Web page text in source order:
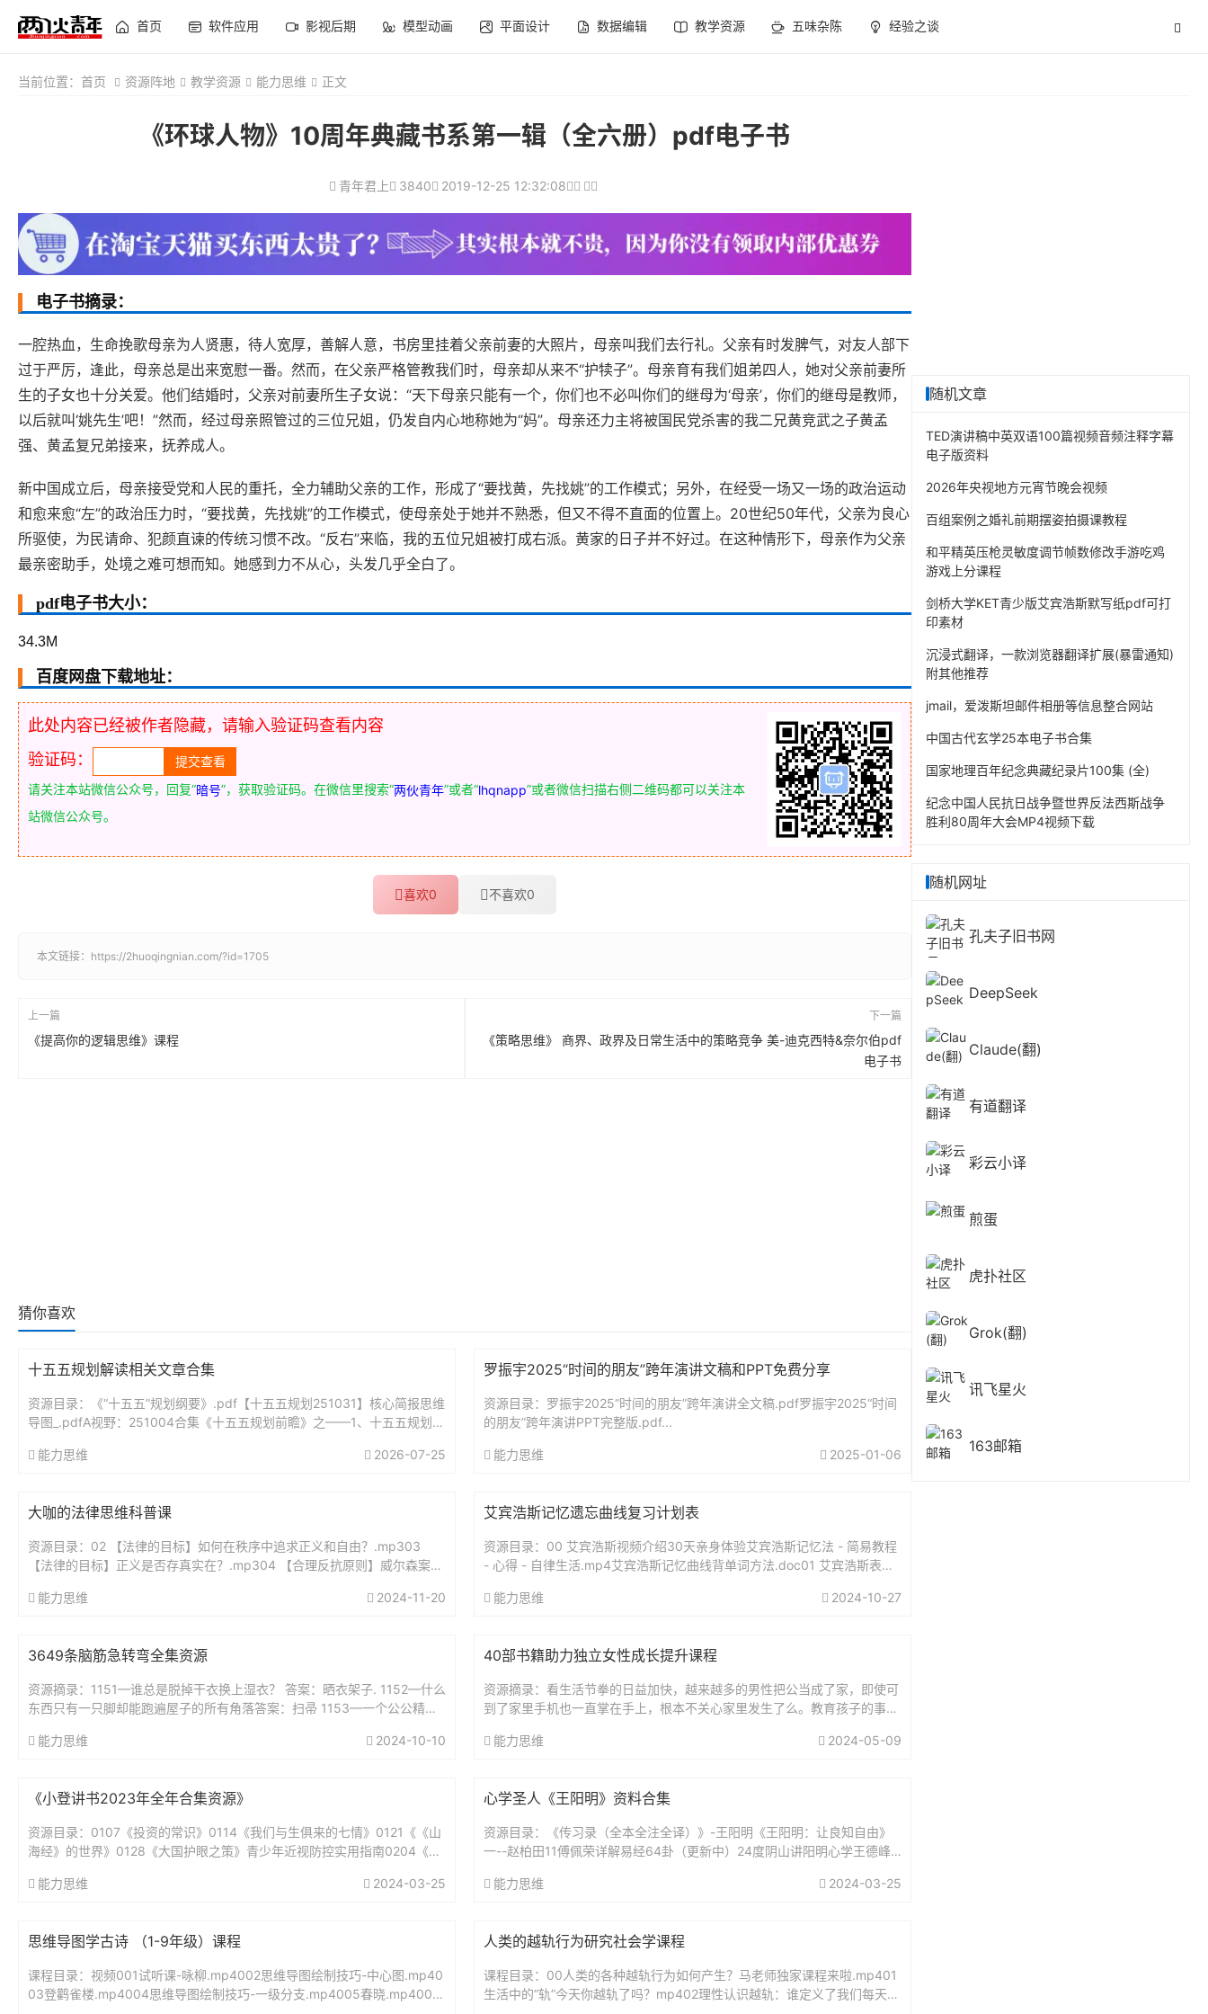
首页 软件应用 影视后期 模型动画 平面设计 数据编辑 教学资源 五味杂陈 经验之谈
当前位置： 首页 资源阵地 教学资源 能力思维 正文
《环球人物》10周年典藏书系第一辑（全六册）pdf电子书
青年君上 3840 2019-12-25 12:32:08
电子书摘录：
一腔热血，生命挽歌母亲为人贤惠，待人宽厚，善解人意，书房里挂着父亲前妻的大照片，母亲叫我们去行礼。父亲有时发脾气，对友人部下
过于严厉，逢此，母亲总是出来宽慰一番。然而，在父亲严格管教我们时，母亲却从来不“护犊子”。母亲育有我们姐弟四人，她对父亲前妻所
生的子女也十分关爱。他们结婚时，父亲对前妻所生子女说：“天下母亲只能有一个，你们也不必叫你们的继母为‘母亲’，你们的继母是教师，
以后就叫‘姚先生’吧！”然而，经过母亲照管过的三位兄姐，仍发自内心地称她为“妈”。母亲还力主将被国民党杀害的我二兄黄竞武之子黄孟
强、黄孟复兄弟接来，抚养成人。
新中国成立后，母亲接受党和人民的重托，全力辅助父亲的工作，形成了“要找黄，先找姚”的工作模式；另外，在经受一场又一场的政治运动
和愈来愈“左”的政治压力时，“要找黄，先找姚”的工作模式，使母亲处于她并不熟悉，但又不得不直面的位置上。20世纪50年代，父亲为良心
所驱使，为民请命、犯颜直谏的传统习惯不改。“反右”来临，我的五位兄姐被打成右派。黄家的日子并不好过。在这种情形下，母亲作为父亲
最亲密助手，处境之难可想而知。她感到力不从心，头发几乎全白了。
pdf电子书大小：
34.3M
百度网盘下载地址：
此处内容已经被作者隐藏，请输入验证码查看内容
验证码：
请关注本站微信公众号，回复“暗号”，获取验证码。在微信里搜索“两伙青年”或者“lhqnapp”或者微信扫描右侧二维码都可以关注本
站微信公众号。
喜欢0 不喜欢0
本文链接： https://2huoqingnian.com/?id=1705
上一篇
《提高你的逻辑思维》课程
下一篇
《策略思维》 商界、政界及日常生活中的策略竞争 美-迪克西特&奈尔伯pdf
电子书
猜你喜欢
十五五规划解读相关文章合集
资源目录：《“十五五”规划纲要》.pdf【十五五规划251031】核心简报思维
导图_.pdfA视野：251004合集《十五五规划前瞻》之——1、十五五规划前
能力思维
2026-07-25
罗振宇2025“时间的朋友”跨年演讲文稿和PPT免费分享
资源目录：罗振宇2025“时间的朋友”跨年演讲全文稿.pdf罗振宇2025“时间
的朋友”跨年演讲PPT完整版.pdf...
能力思维 2025-01-06
大咖的法律思维科普课
资源目录：02 【法律的目标】如何在秩序中追求正义和自由？.mp303
【法律的目标】正义是否存真实在？.mp304 【合理反抗原则】威尔森案：
能力思维
2024-11-20
艾宾浩斯记忆遗忘曲线复习计划表
资源目录：00 艾宾浩斯视频介绍30天亲身体验艾宾浩斯记忆法 - 简易教程
- 心得 - 自律生活.mp4艾宾浩斯记忆曲线背单词方法.doc01 艾宾浩斯表格
能力思维
2024-10-27
3649条脑筋急转弯全集资源
资源摘录：1151—谁总是脱掉干衣换上湿衣？ 答案：晒衣架子. 1152—什么
东西只有一只脚却能跑遍屋子的所有角落答案：扫帚 1153—一个公公精神
能力思维
2024-10-10
40部书籍助力独立女性成长提升课程
资源摘录：看生活节拳的日益加快，越来越多的男性把公当成了家，即使可
到了家里手机也一直掌在手上，根本不关心家里发生了么。教育孩子的事，
严...能力思维 2024-05-09
《小登讲书2023年全年合集资源》
资源目录：0107《投资的常识》0114《我们与生俱来的七情》0121《《山
海经》的世界》0128《大国护眼之策》青少年近视防控实用指南0204《像
能力思维
2024-03-25
心学圣人《王阳明》资料合集
资源目录：《传习录（全本全注全译）》-王阳明《王阳明：让良知自由》
一--赵柏田11傅佩荣详解易经64卦（更新中）24度阴山讲阳明心学王德峰
能力思维
2024-03-25
思维导图学古诗 （1-9年级）课程
课程目录：视频001试听课-咏柳.mp4002思维导图绘制技巧-中心图.mp40
03登鹳雀楼.mp4004思维导图绘制技巧-一级分支.mp4005春晓.mp4006
人类的越轨行为研究社会学课程
课程目录：00人类的各种越轨行为如何产生？马老师独家课程来啦.mp401
生活中的“轨”今天你越轨了吗？mp402理性认识越轨：谁定义了我们每天的
随机文章
TED演讲稿中英双语100篇视频音频注释字幕
电子版资料
2026年央视地方元宵节晚会视频
百组案例之婚礼前期摆姿拍摄课教程
和平精英压枪灵敏度调节帧数修改手游吃鸡
游戏上分课程
剑桥大学KET青少版艾宾浩斯默写纸pdf可打
印素材
沉浸式翻译，一款浏览器翻译扩展(暴雷通知)
附其他推荐
jmail，爱泼斯坦邮件相册等信息整合网站
中国古代玄学25本电子书合集
国家地理百年纪念典藏纪录片100集 (全)
纪念中国人民抗日战争暨世界反法西斯战争
胜利80周年大会MP4视频下载
随机网址
孔夫子旧书网
DeepSeek
Claude(翻)
有道翻译
彩云小译
煎蛋
虎扑社区
Grok(翻)
讯飞星火
163邮箱